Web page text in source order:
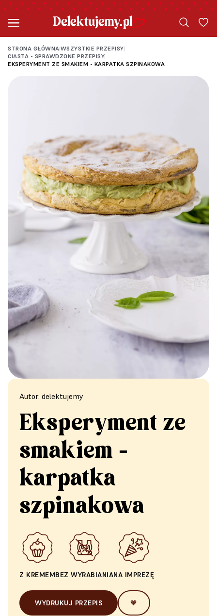
STRONA GŁÓWNA|WSZYSTKIE PRZEPISY|
CIASTA - SPRAWDZONE PRZEPISY|
EKSPERYMENT ZE SMAKIEM - KARPATKA SZPINAKOWA
Autor: delektujemy
Eksperyment ze
smakiem -
karpatka
szpinakowa
Z KREMEMBEZ WYRABIANIANA IMPREZĘ
WYDRUKUJ PRZEPIS 🧡